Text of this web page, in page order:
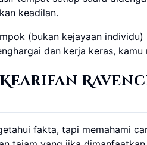
keadilan.
(bukan kejayaan
dan kerja keras,
fakta, tapi memahami